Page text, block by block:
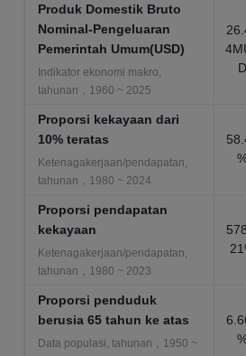
Produk Domestik Bruto
Nominal-Pengeluaran
Pemerintah Umum(USD)
Indikator ekonomi makro,
tahunan，1960 ~ 2025
D
Proporsi kekayaan dari
10% teratas
Ketenagakerjaan/pendapatan,
tahunan，1980 ~ 2024
Proporsi pendapatan
kekayaan
Ketenagakerjaan/pendapatan,
tahunan，1980 ~ 2023
Proporsi penduduk
berusia 65 tahun ke atas
Data populasi, tahunan，1950 ~